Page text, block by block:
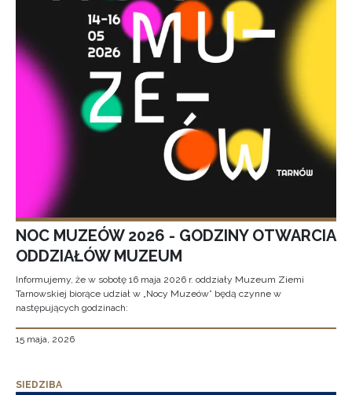
NOC MUZEÓW 2026 - GODZINY OTWARCIA
ODDZIAŁÓW MUZEUM
Informujemy, że w sobotę 16 maja 2026 r. oddziały Muzeum Ziemi
Tarnowskiej biorące udział w „Nocy Muzeów” będą czynne w
następujących godzinach:
15 maja, 2026
SIEDZIBA